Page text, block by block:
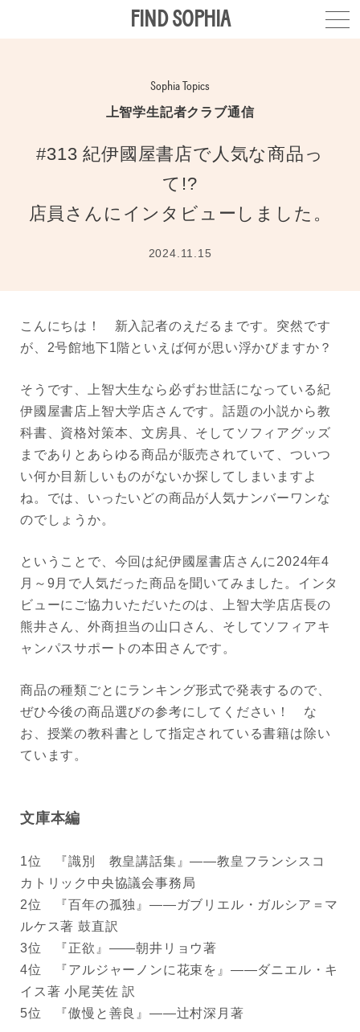
FIND SOPHIA
Sophia Topics
上智学生記者クラブ通信
#313 紀伊國屋書店で人気な商品っ
て!?
店員さんにインタビューしました。
2024.11.15
こんにちは！ 新入記者のえだるまです。突然です
が、2号館地下1階といえば何が思い浮かびますか？
そうです、上智大生なら必ずお世話になっている紀
伊國屋書店上智大学店さんです。話題の小説から教
科書、資格対策本、文房具、そしてソフィアグッズ
までありとあらゆる商品が販売されていて、ついつ
い何か目新しいものがないか探してしまいますよ
ね。では、いったいどの商品が人気ナンバーワンな
のでしょうか。
ということで、今回は紀伊國屋書店さんに2024年4
月～9月で人気だった商品を聞いてみました。インタ
ビューにご協力いただいたのは、上智大学店店長の
熊井さん、外商担当の山口さん、そしてソフィアキ
ャンパスサポートの本田さんです。
商品の種類ごとにランキング形式で発表するので、
ぜひ今後の商品選びの参考にしてください！ な
お、授業の教科書として指定されている書籍は除い
ています。
文庫本編
1位 『識別 教皇講話集』――教皇フランシスコ
カトリック中央協議会事務局
2位 『百年の孤独』――ガブリエル・ガルシア＝マ
ルケス著 鼓直訳
3位 『正欲』――朝井リョウ著
4位 『アルジャーノンに花束を』――ダニエル・キ
イス著 小尾芙佐 訳
5位 『傲慢と善良』――辻村深月著